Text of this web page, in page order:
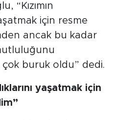
“Kızımın
için resme
ancak bu kadar
çok buruk oldu” dedi.
yaşatmak için